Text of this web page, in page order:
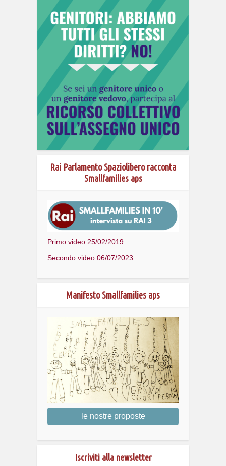
Rai Parlamento Spaziolibero racconta
Smallfamilies aps
Primo video 25/02/2019
Secondo video 06/07/2023
Manifesto Smallfamilies aps
le nostre proposte
Iscriviti alla newsletter